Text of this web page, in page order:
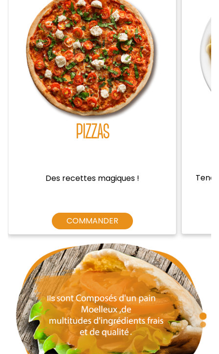
Zones de Livraison
PIZZAS
Des recettes magiques !
COMMANDER